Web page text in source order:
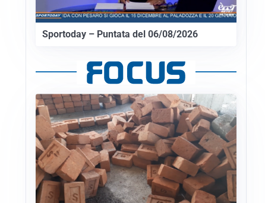
Sportoday – Puntata del 06/08/2026